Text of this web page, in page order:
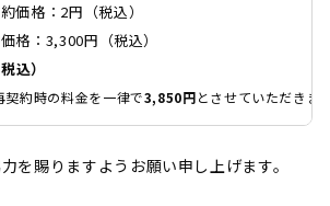
価格：2円（税込）
格：3,300円（税込）
込）
約時の料金を一律で3,850円とさせていただきま
を賜りますようお願い申し上げます。